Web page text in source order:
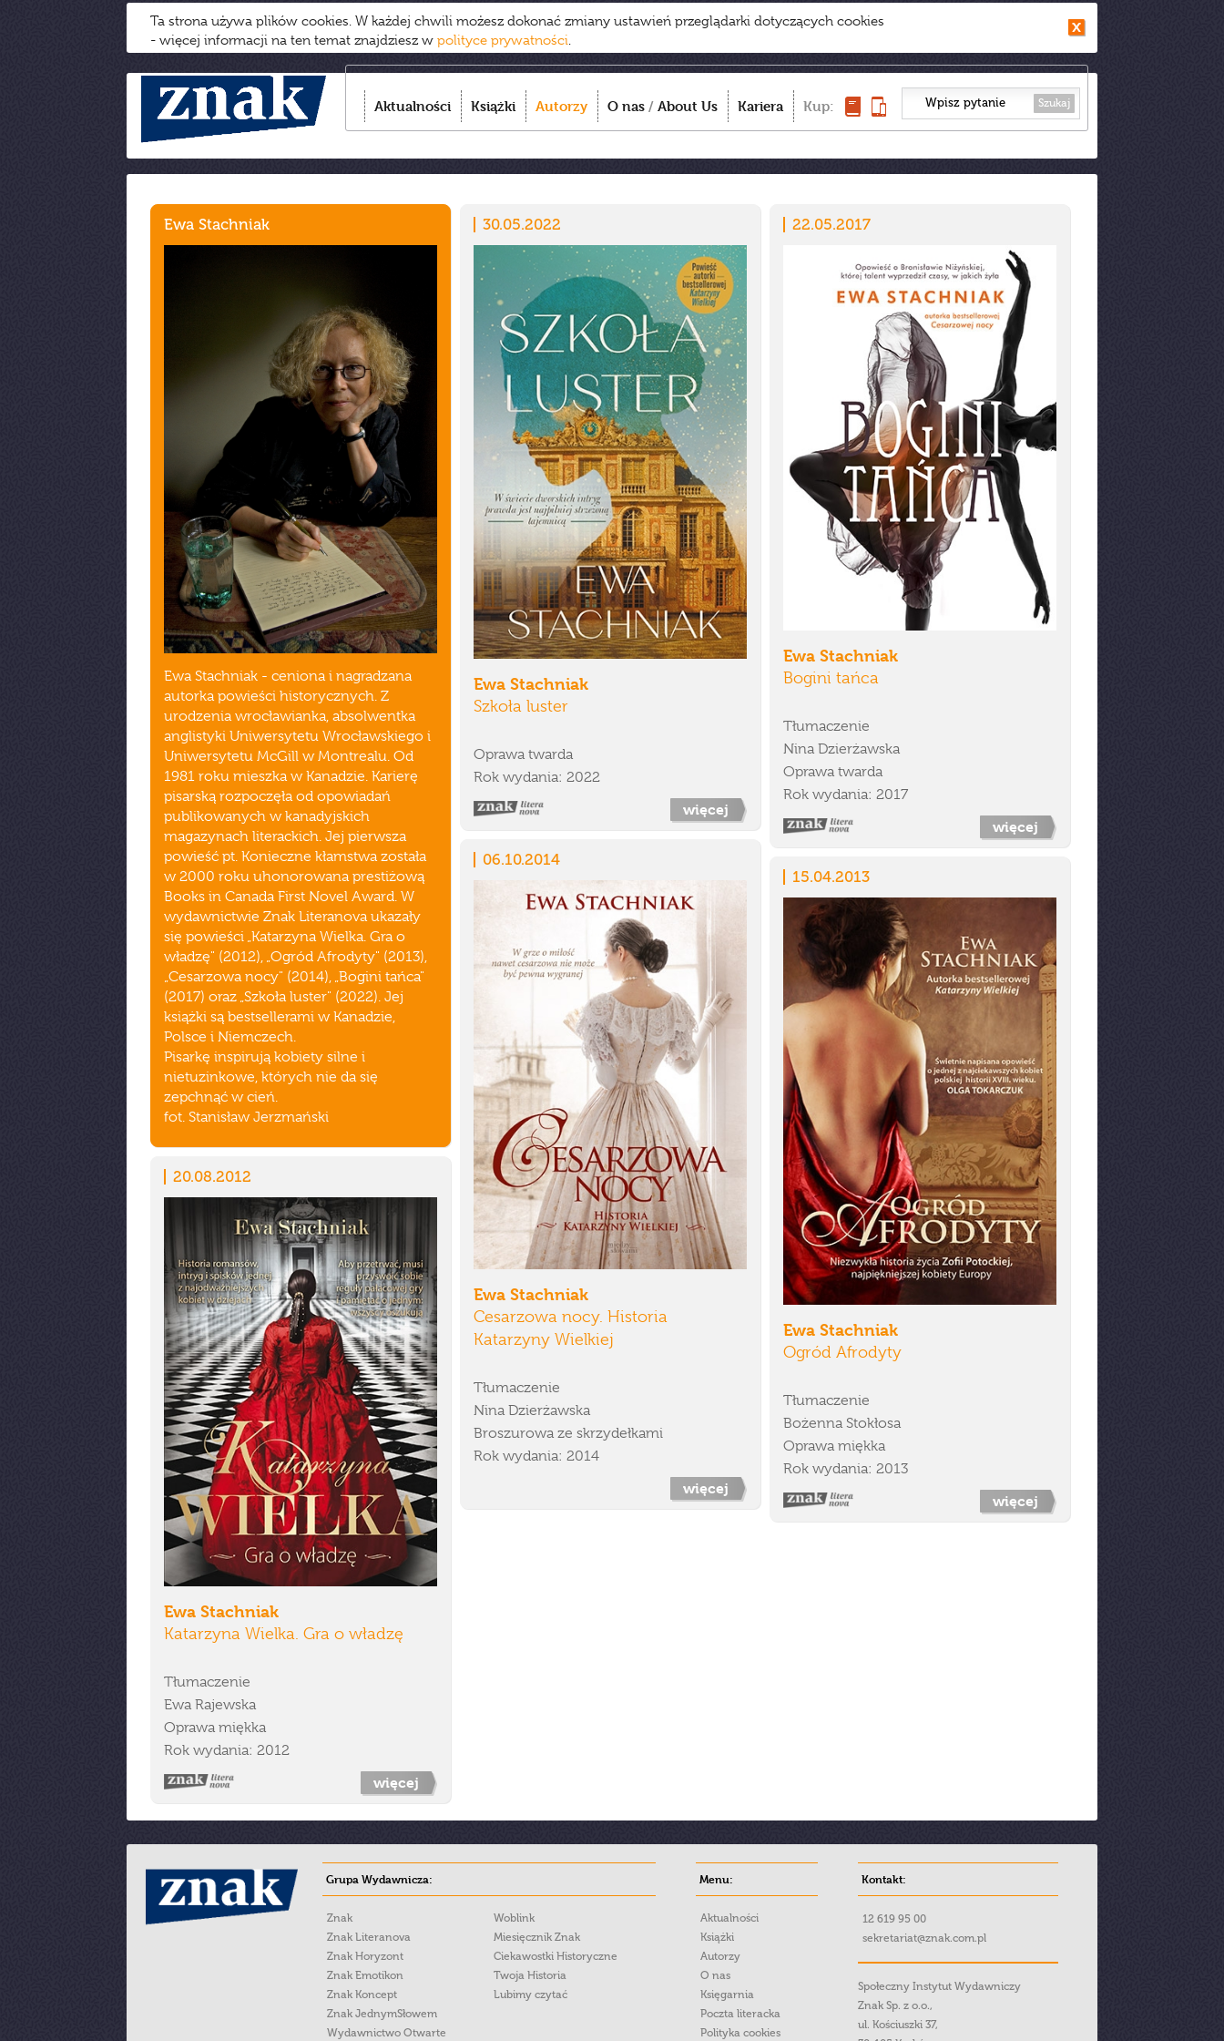
Ta strona używa plików cookies. W każdej chwili możesz dokonać zmiany ustawień przeglądarki dotyczących cookies
- więcej informacji na ten temat znajdziesz w polityce prywatności.
Aktualności Książki Autorzy O nas / About Us Kariera Kup: Szukaj
Ewa Stachniak
Ewa Stachniak - ceniona i nagradzana
autorka powieści historycznych. Z
urodzenia wrocławianka, absolwentka
anglistyki Uniwersytetu Wrocławskiego i
Uniwersytetu McGill w Montrealu. Od
1981 roku mieszka w Kanadzie. Karierę
pisarską rozpoczęła od opowiadań
publikowanych w kanadyjskich
magazynach literackich. Jej pierwsza
powieść pt. Konieczne kłamstwa została
w 2000 roku uhonorowana prestiżową
Books in Canada First Novel Award. W
wydawnictwie Znak Literanova ukazały
się powieści „Katarzyna Wielka. Gra o
władzę" (2012), „Ogród Afrodyty" (2013),
„Cesarzowa nocy" (2014), „Bogini tańca"
(2017) oraz „Szkoła luster" (2022). Jej
książki są bestsellerami w Kanadzie,
Polsce i Niemczech.
Pisarkę inspirują kobiety silne i
nietuzinkowe, których nie da się
zepchnąć w cień.
fot. Stanisław Jerzmański
30.05.2022
Ewa Stachniak
Szkoła luster
Oprawa twarda
Rok wydania: 2022
więcej
22.05.2017
Ewa Stachniak
Bogini tańca
Tłumaczenie
Nina Dzierżawska
Oprawa twarda
Rok wydania: 2017
więcej
06.10.2014
Ewa Stachniak
Cesarzowa nocy. Historia
Katarzyny Wielkiej
Tłumaczenie
Nina Dzierżawska
Broszurowa ze skrzydełkami
Rok wydania: 2014
więcej
15.04.2013
Ewa Stachniak
Ogród Afrodyty
Tłumaczenie
Bożenna Stokłosa
Oprawa miękka
Rok wydania: 2013
więcej
20.08.2012
Ewa Stachniak
Katarzyna Wielka. Gra o władzę
Tłumaczenie
Ewa Rajewska
Oprawa miękka
Rok wydania: 2012
więcej
Grupa Wydawnicza:
Znak
Znak Literanova
Znak Horyzont
Znak Emotikon
Znak Koncept
Znak JednymSłowem
Wydawnictwo Otwarte
Woblink
Miesięcznik Znak
Ciekawostki Historyczne
Twoja Historia
Lubimy czytać
Menu:
Aktualności
Książki
Autorzy
O nas
Księgarnia
Poczta literacka
Polityka cookies
Kontakt:
12 619 95 00
sekretariat@znak.com.pl
Społeczny Instytut Wydawniczy
Znak Sp. z o.o.,
ul. Kościuszki 37,